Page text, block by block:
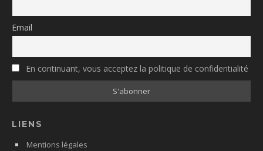
Email
En continuant, vous acceptez la politique de confidentialité
LIENS
Mentions légales